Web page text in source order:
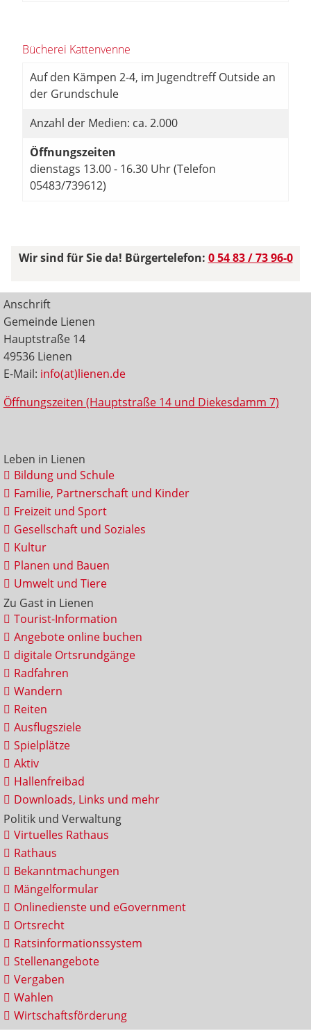
Bücherei Kattenvenne
Auf den Kämpen 2-4, im Jugendtreff Outside an
der Grundschule
Anzahl der Medien: ca. 2.000
Öffnungszeiten
dienstags 13.00 - 16.30 Uhr (Telefon
05483/739612)
Wir sind für Sie da! Bürgertelefon: 0 54 83 / 73 96-0
Anschrift
Gemeinde Lienen
Hauptstraße 14
49536 Lienen
E-Mail: info(at)lienen.de
Öffnungszeiten (Hauptstraße 14 und Diekesdamm 7)
Leben in Lienen
Bildung und Schule
Familie, Partnerschaft und Kinder
Freizeit und Sport
Gesellschaft und Soziales
Kultur
Planen und Bauen
Umwelt und Tiere
Zu Gast in Lienen
Tourist-Information
Angebote online buchen
digitale Ortsrundgänge
Radfahren
Wandern
Reiten
Ausflugsziele
Spielplätze
Aktiv
Hallenfreibad
Downloads, Links und mehr
Politik und Verwaltung
Virtuelles Rathaus
Rathaus
Bekanntmachungen
Mängelformular
Onlinedienste und eGovernment
Ortsrecht
Ratsinformationssystem
Stellenangebote
Vergaben
Wahlen
Wirtschaftsförderung